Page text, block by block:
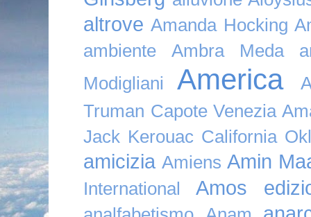
altrove Amanda Hocking
ambiente
Ambra Meda
Modigliani
America
Truman Capote Venezia
Jack Kerouac California
amicizia Amiens Amin
International Amos